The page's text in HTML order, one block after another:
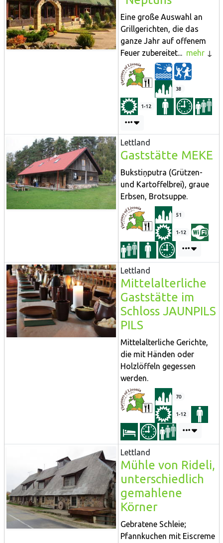
Eine große Auswahl an
Grillgerichten, die das
ganze Jahr auf offenem
Feuer zubereitet... mehr
38
1-12
Lettland
Gaststätte MEKE
Bukstiņputra (Grützen-
und Kartoffelbrei), graue
Erbsen, Brotsuppe.
51
1-12
Lettland
Mittelalterliche
Gaststätte im
Schloss JAUNPILS
PILS
Mittelalterliche Gerichte,
die mit Händen oder
Holzlöffeln gegessen
werden.
70
1-12
Lettland
Mühle von Rideli,
unterschiedlich
gemahlene
Körner
Gebratene Schleie;
Pfannkuchen mit Eiscreme